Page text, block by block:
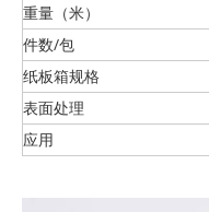
重量（米）
件数/包
纸板箱规格
表面处理
应用